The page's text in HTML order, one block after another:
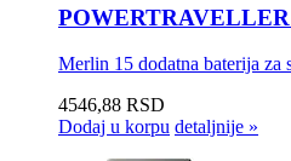
Merlin 15 dodatna baterija za
4546,88 RSD
Dodaj u korpu detaljnije »